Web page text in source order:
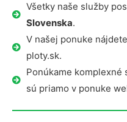
Všetky naše služby
Slovenska.
V našej ponuke
ploty.sk.
Ponúkame komplexné
sú priamo v ponuke